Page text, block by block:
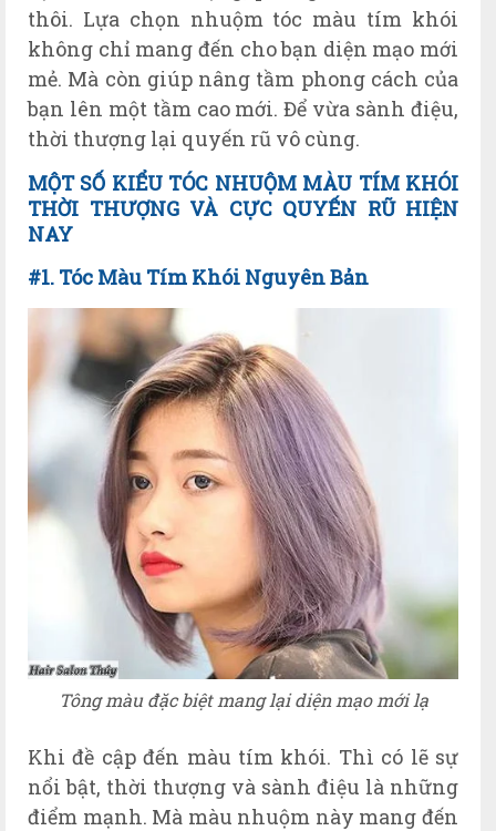
thôi. Lựa chọn nhuộm tóc màu tím khói
không chỉ mang đến cho bạn diện mạo mới
mẻ. Mà còn giúp nâng tầm phong cách của
bạn lên một tầm cao mới. Để vừa sành điệu,
thời thượng lại quyến rũ vô cùng.
MỘT SỐ KIỂU TÓC NHUỘM MÀU TÍM KHÓI
THỜI THƯỢNG VÀ CỰC QUYẾN RŨ HIỆN
NAY
#1. Tóc Màu Tím Khói Nguyên Bản
Tông màu đặc biệt mang lại diện mạo mới lạ
Khi đề cập đến màu tím khói. Thì có lẽ sự
nổi bật, thời thượng và sành điệu là những
điểm mạnh. Mà màu nhuộm này mang đến